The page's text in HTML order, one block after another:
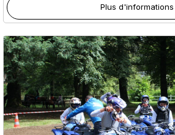
Plus d'informations